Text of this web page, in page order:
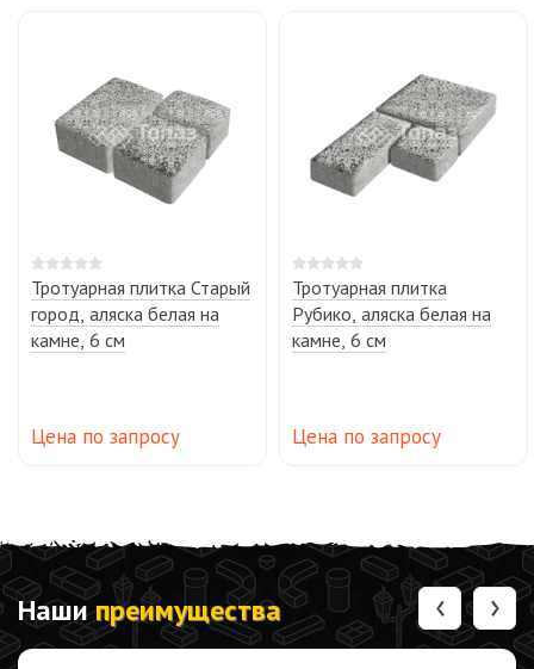
Тротуарная плитка Старый
город, аляска белая на
камне, 6 см
Цена по запросу
Тротуарная плитка
Рубико, аляска белая на
камне, 6 см
Цена по запросу
Нашипреимущества ‹ ›